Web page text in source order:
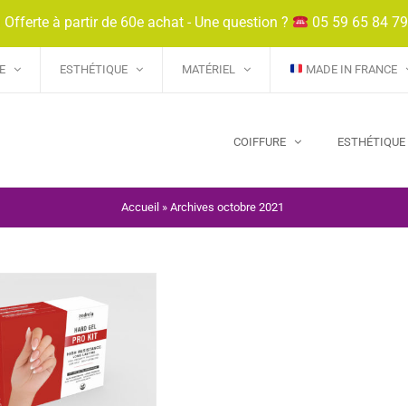
ESTHÉTIQUE MATÉRIEL MADE IN FRANCE
COIFFURE ESTHÉTIQUE
Accueil » Archives octobre 2021
à partir de 60e achat - Une question ? 05 59 65 84 79